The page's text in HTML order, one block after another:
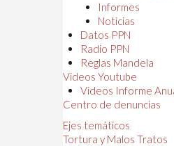
Informes
Noticias
Datos PPN
Radio PPN
Reglas Mandela
Videos Youtube
Videos Informe
Centro de denuncias
Ejes temáticos
Tortura y Malos Tratos